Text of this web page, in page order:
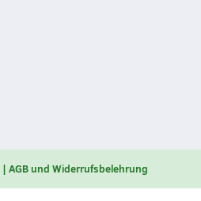
AGB und Widerrufsbelehrung